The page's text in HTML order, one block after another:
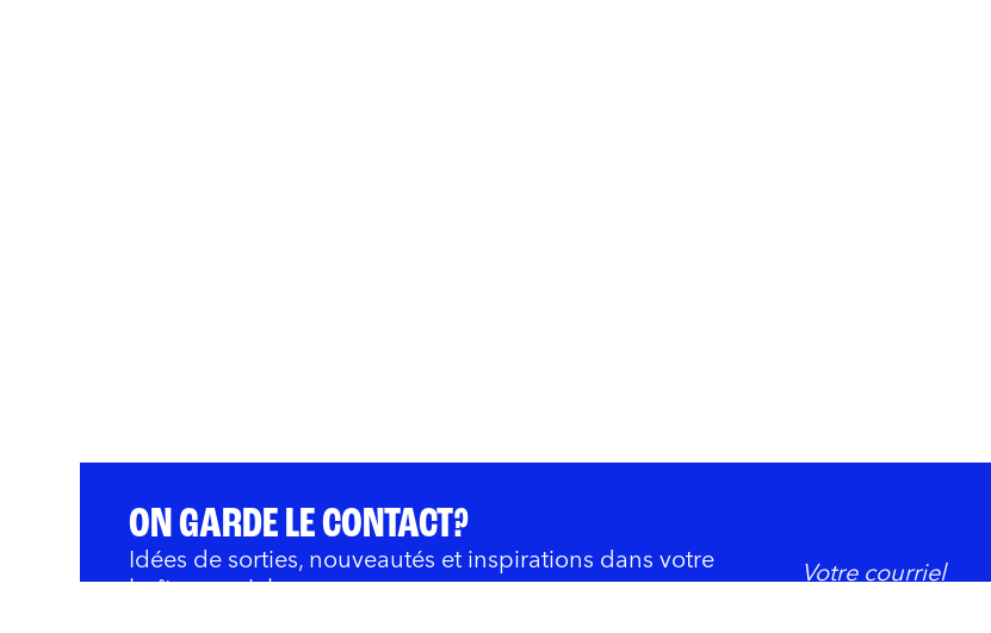
ON GARDE LE CONTACT?
Idées de sorties, nouveautés et inspirations dans votre
boîte courriel.